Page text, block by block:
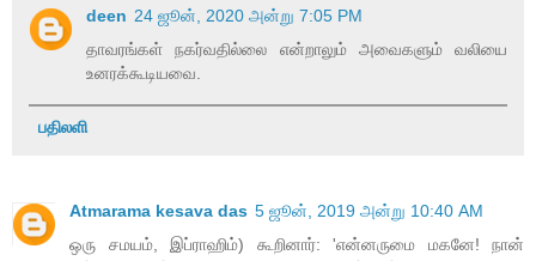
deen 24 ஜூன், 2020 அன்று 7:05 PM
தாவரங்கள் நகர்வதில்லை என்றாலும் அவைகளும் வலியை
உனரக்கூடியவை.
பதிலளி
Atmarama kesava das 5 ஜூன், 2019 அன்று 10:40 AM
ஒரு சமயம், இப்ராஹிம்) கூறினார்: 'என்னருமை மகனே! நான்